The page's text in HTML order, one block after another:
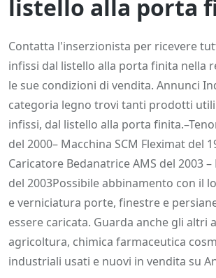
listello alla porta
Contatta l'inserzionista per ricevere
infissi dal listello alla porta finita nella
le sue condizioni di vendita. Annunci
categoria legno trovi tanti prodotti
infissi, dal listello alla porta
del 2000– Macchina SCM Fleximat del
Caricatore Bedanatrice AMS del 2003
del 2003Possibile abbinamento con il
e verniciatura porte, finestre e
essere caricata. Guarda anche gli
agricoltura, chimica farmaceutica
industriali usati e nuovi in vendita su